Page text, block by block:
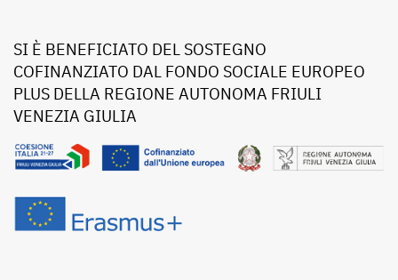
SI È BENEFICIATO DEL SOSTEGNO
COFINANZIATO DAL FONDO SOCIALE EUROPEO
PLUS DELLA REGIONE AUTONOMA FRIULI
VENEZIA GIULIA